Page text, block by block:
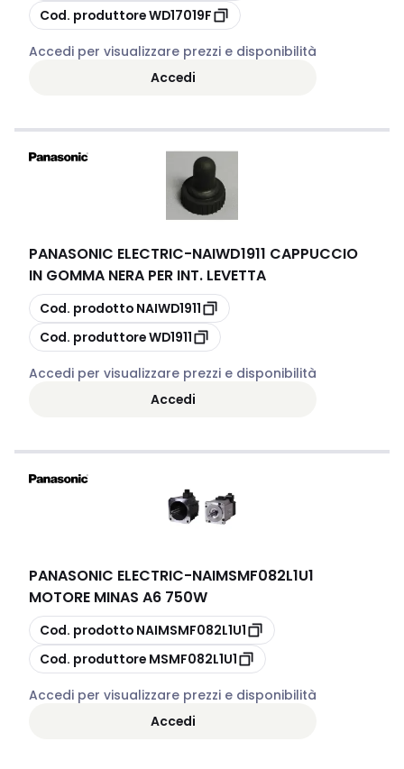
copia
Cod. produttoreWD17019F
Accedi per visualizzare prezzi e disponibilità
Accedi
PANASONIC ELECTRIC-NAIWD1911 CAPPUCCIO
IN GOMMA NERA PER INT. LEVETTA
copia
Cod. prodotto NAIWD1911
copia
Cod. produttoreWD1911
Accedi per visualizzare prezzi e disponibilità
Accedi
PANASONIC ELECTRIC-NAIMSMF082L1U1
MOTORE MINAS A6 750W
copia
Cod. prodotto NAIMSMF082L1U1
copia
Cod. produttore MSMF082L1U1
Accedi per visualizzare prezzi e disponibilità
Accedi